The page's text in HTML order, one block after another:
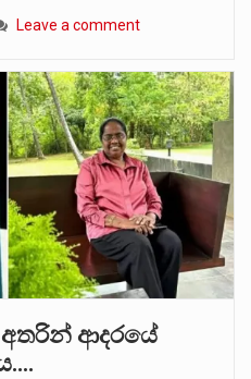
Leave a comment
ආදරයේ